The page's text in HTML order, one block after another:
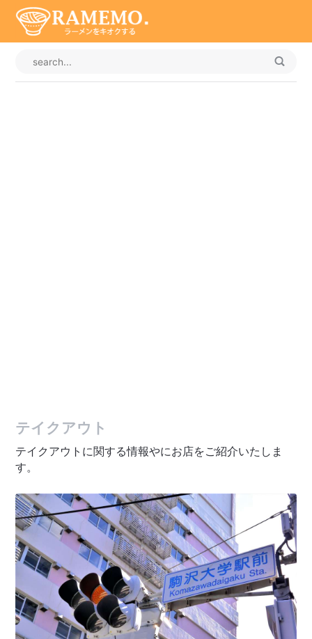
テイクアウト
テイクアウトに関する情報やにお店をご紹介いたしま
す。